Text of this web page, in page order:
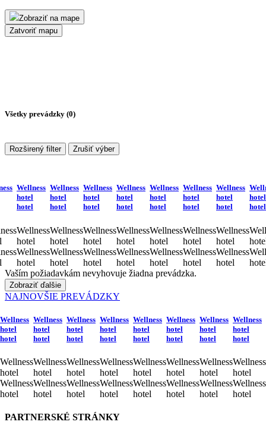
Zobraziť na mape
Zatvoriť mapu
Všetky prevádzky (0)
Rozširený filter Zrušiť výber
Wellness
hotel
hotel
Wellness
hotel
Wellness
hotel
Wellness
hotel
hotel
Wellness
hotel
Wellness
hotel
Wellness
hotel
hotel
Wellness
hotel
Wellness
hotel
Wellness
hotel
hotel
Wellness
hotel
Wellness
hotel
Wellness
hotel
hotel
Wellness
hotel
Wellness
hotel
Wellness
hotel
hotel
Wellness
hotel
Wellness
hotel
Wellness
hotel
hotel
Wellness
hotel
Wellness
hotel
hotel
hotel
Vaším požiadavkám nevyhovuje žiadna prevádzka.
Zobraziť ďalšie
NAJNOVŠIE PREVÁDZKY
Wellness
hotel
hotel
Wellness
hotel
Wellness
hotel
Wellness
hotel
hotel
Wellness
hotel
Wellness
hotel
Wellness
hotel
hotel
Wellness
hotel
Wellness
hotel
Wellness
hotel
hotel
Wellness
hotel
Wellness
hotel
Wellness
hotel
hotel
Wellness
hotel
Wellness
hotel
Wellness
hotel
hotel
Wellness
hotel
Wellness
hotel
Wellness
hotel
hotel
Wellness
hotel
Wellness
hotel
Wellness
hotel
hotel
Wellness
hotel
Wellness
hotel
PARTNERSKÉ STRÁNKY